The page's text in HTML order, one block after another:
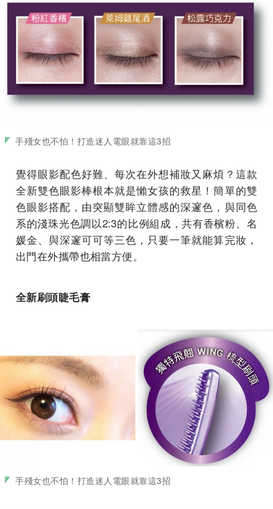
手殘女也不怕！打造迷人電眼就靠這3招
覺得眼影配色好難、每次在外想補妝又麻煩？這款
全新雙色眼影棒根本就是懶女孩的救星！簡單的雙
色眼影搭配，由突顯雙眸立體感的深邃色，與同色
系的淺珠光色調以2:3的比例組成，共有香檳粉、名
媛金、與深邃可可等三色，只要一筆就能算完妝，
出門在外攜帶也相當方便。
全新刷頭睫毛膏
手殘女也不怕！打造迷人電眼就靠這3招